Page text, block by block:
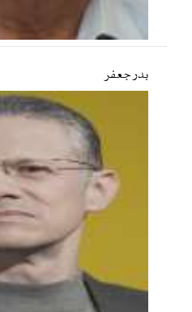
بدر جعفر